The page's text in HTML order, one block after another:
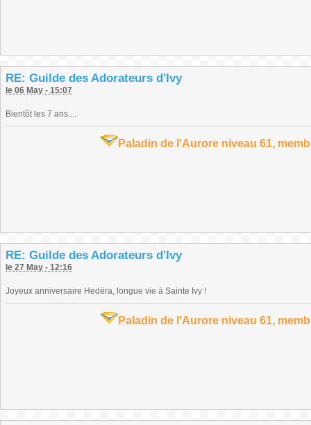
RE: Guilde des Adorateurs d'Ivy
le 06 May - 15:07
Bientôt les 7 ans....
Paladin de l'Aurore niveau 61,
RE: Guilde des Adorateurs d'Ivy
le 27 May - 12:16
Joyeux anniversaire Hedëra, longue vie à Sainte Ivy !
Paladin de l'Aurore niveau 61,